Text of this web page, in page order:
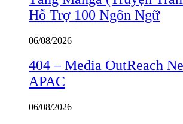
Hỗ Trợ 100 Ngôn Ngữ
06/08/2026
404 – Media OutReach
APAC
06/08/2026